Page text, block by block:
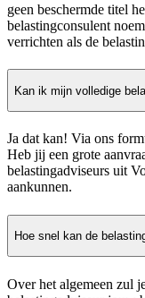
geen beschermde titel
belastingconsulent
verrichten als de
Kan ik mijn volledige
Ja dat kan! Via ons
Heb jij een grote
belastingadviseurs uit
aankunnen.
Hoe snel kan de
Over het algemeen zul